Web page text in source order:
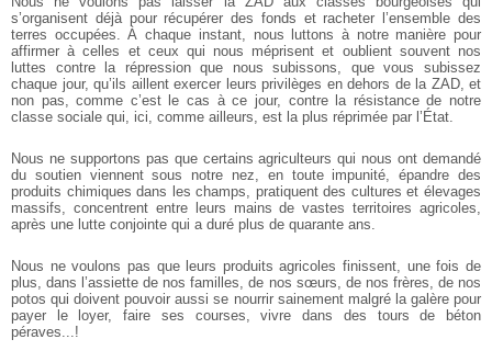
s’organisent déjàpour récupérer des fonds et racheter l’ensemble des
terres occupées. À chaque instant, nous luttons à notre manière pour
affirmer à celles et ceux qui nous méprisent et oublient souvent nos
luttes contre la répression que nous subissons,
que vous subissez
chaque jour, qu’ils aillent exercer leurs privilèges en dehors dela ZAD, et
non pas, comme c’est le cas à ce jour, contre la résistance de notre
classe sociale qui, ici, comme ailleurs, est la plus réprimée par l’État.
Nous ne supportons pas que certains agriculteurs qui nous ont demandé
du soutien viennent sous notre nez, en toute impunité, épandre des
produits chimiques dans les champs, pratiquent des cultures et élevages
massifs,
concentrent entre leurs mains de vastes territoires agricoles,
après une lutte conjointe qui a duré plus de quarante ans.
Nous ne voulons pas que leurs produits agricoles finissent, une fois de
plus, dans l’assiette de nos familles, de nos sœurs, de nos frères, de nos
potos qui doivent pouvoir aussi se nourrir sainement malgré la galère pour
payer le loyer, faire ses courses, vivre dans des tours de béton
péraves...!